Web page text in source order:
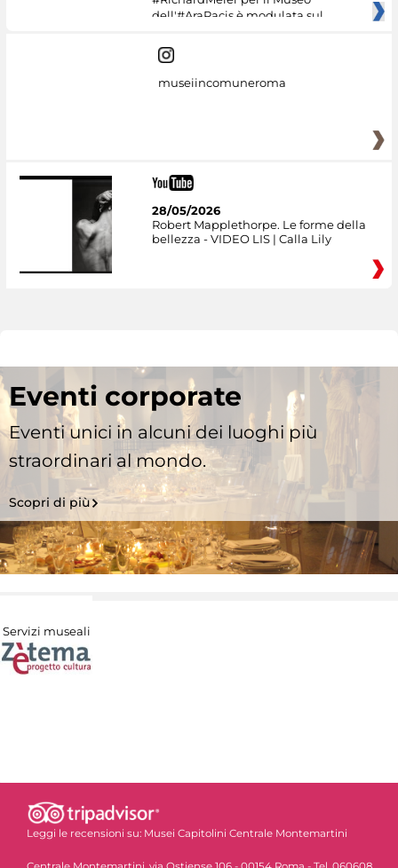
dell'#AraPacis è modulata sul
museiincomuneroma
28/05/2026
Robert Mapplethorpe. Le forme della
bellezza - VIDEO LIS | Calla Lily
Eventi corporate
Eventi unici in alcuni dei luoghi più
straordinari al mondo.
Scopri di più
Servizi museali
Leggi le recensioni su: Musei Capitolini Centrale Montemartini